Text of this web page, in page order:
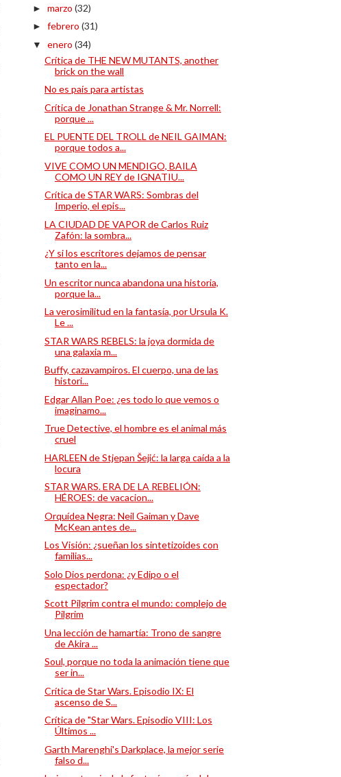
► marzo (32)
► febrero (31)
▼ enero (34)
Crítica de THE NEW MUTANTS, another
brick on the wall
No es país para artistas
Crítica de Jonathan Strange & Mr. Norrell:
porque ...
EL PUENTE DEL TROLL de NEIL GAIMAN:
porque todos a...
VIVE COMO UN MENDIGO, BAILA
COMO UN REY de IGNATIU...
Crítica de STAR WARS: Sombras del
Imperio, el epis...
LA CIUDAD DE VAPOR de Carlos Ruiz
Zafón: la sombra...
¿Y si los escritores dejamos de pensar
tanto en la...
Un escritor nunca abandona una historia,
porque la...
La verosimilitud en la fantasía, por Ursula K.
Le ...
STAR WARS REBELS: la joya dormida de
una galaxia m...
Buffy, cazavampiros. El cuerpo, una de las
histori...
Edgar Allan Poe: ¿es todo lo que vemos o
imaginamo...
True Detective, el hombre es el animal más
cruel
HARLEEN de Stjepan Šejić: la larga caída a la
locura
STAR WARS. ERA DE LA REBELIÓN:
HÉROES: de vacacion...
Orquídea Negra: Neil Gaiman y Dave
McKean antes de...
Los Visión: ¿sueñan los sintetizoides con
familias...
Solo Dios perdona: ¿y Edipo o el
espectador?
Scott Pilgrim contra el mundo: complejo de
Pilgrim
Una lección de hamartía: Trono de sangre
de Akira ...
Soul, porque no toda la animación tiene que
ser in...
Crítica de Star Wars. Episodio IX: El
ascenso de S...
Crítica de "Star Wars. Episodio VIII: Los
Últimos ...
Garth Marenghi's Darkplace, la mejor serie
falso d...